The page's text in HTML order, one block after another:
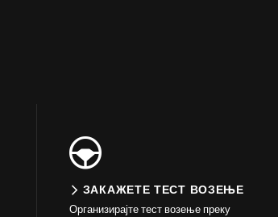
ЗАКАЖЕТЕ ТЕСТ ВОЗЕЊЕ
Организирајте тест возење преку